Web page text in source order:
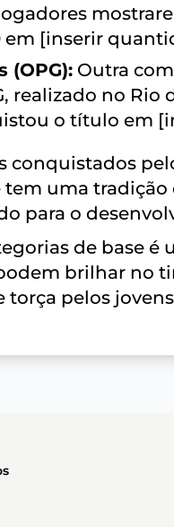
[inserir
(OPG): Outra
realizado no Rio
o título em
conquistados
uma
para o
de base é
brilhar no
pelos